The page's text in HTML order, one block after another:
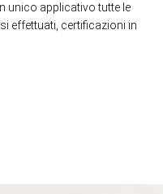
unico applicativo tutte le
effettuati, certificazioni in